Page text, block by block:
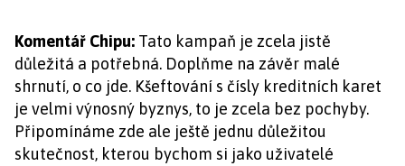
Komentář Chipu: Tato kampaň je zcela jistě
důležitá a potřebná. Doplňme na závěr malé
shrnutí, o co jde. Kšeftování s čísly kreditních karet
je velmi výnosný byznys, to je zcela bez pochyby.
Připomínáme zde ale ještě jednu důležitou
skutečnost, kterou bychom si jako uživatelé